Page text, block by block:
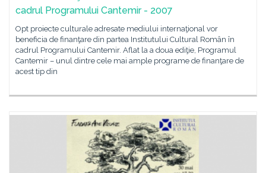
cadrul Programului Cantemir - 2007
Opt proiecte culturale adresate mediului internaţional vor
beneficia de finanţare din partea Institutului Cultural Român în
cadrul Programului Cantemir. Aflat la a doua ediţie, Programul
Cantemir – unul dintre cele mai ample programe de finanţare de
acest tip din